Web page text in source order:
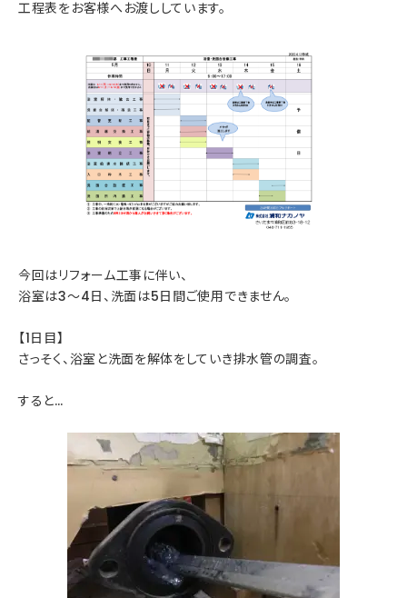
工程表をお客様へお渡ししています。
今回はリフォーム工事に伴い、
浴室は3～4日、洗面は5日間ご使用できません。
【1日目】
さっそく、浴室と洗面を解体をしていき排水管の調査。
すると…